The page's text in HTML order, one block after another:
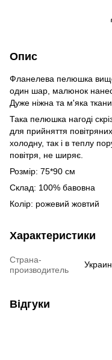
Опис
Фланелева пелюшка
один шар, малюнок
Дуже ніжна та м'яка
Така пелюшка нагоді
для прийняття
холодну, так і в теплу
повітря, не ширяє.
Розмір: 75*90 см
Склад: 100% бавовна
Колір: рожевий жовтий
Характеристики
Страна-
производитель
Відгуки